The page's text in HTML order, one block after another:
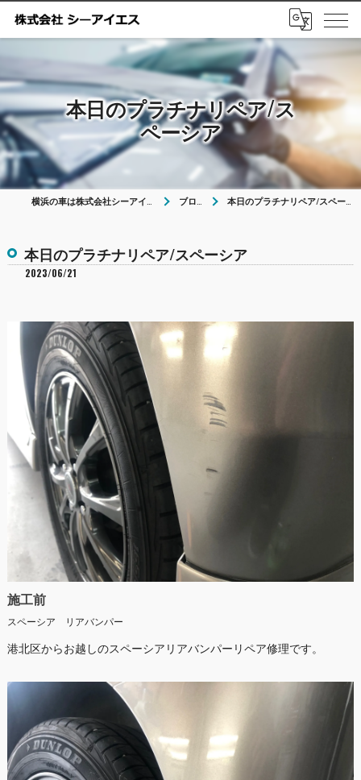
本日のプラチナリペア/ス
ペーシア
ブログ 本日のプラチナリペア/スペーシア
本日のプラチナリペア/スペーシア
2023/06/21
施工前
スペーシア リアバンパー
港北区からお越しのスペーシアリアバンパーリペア修理です。